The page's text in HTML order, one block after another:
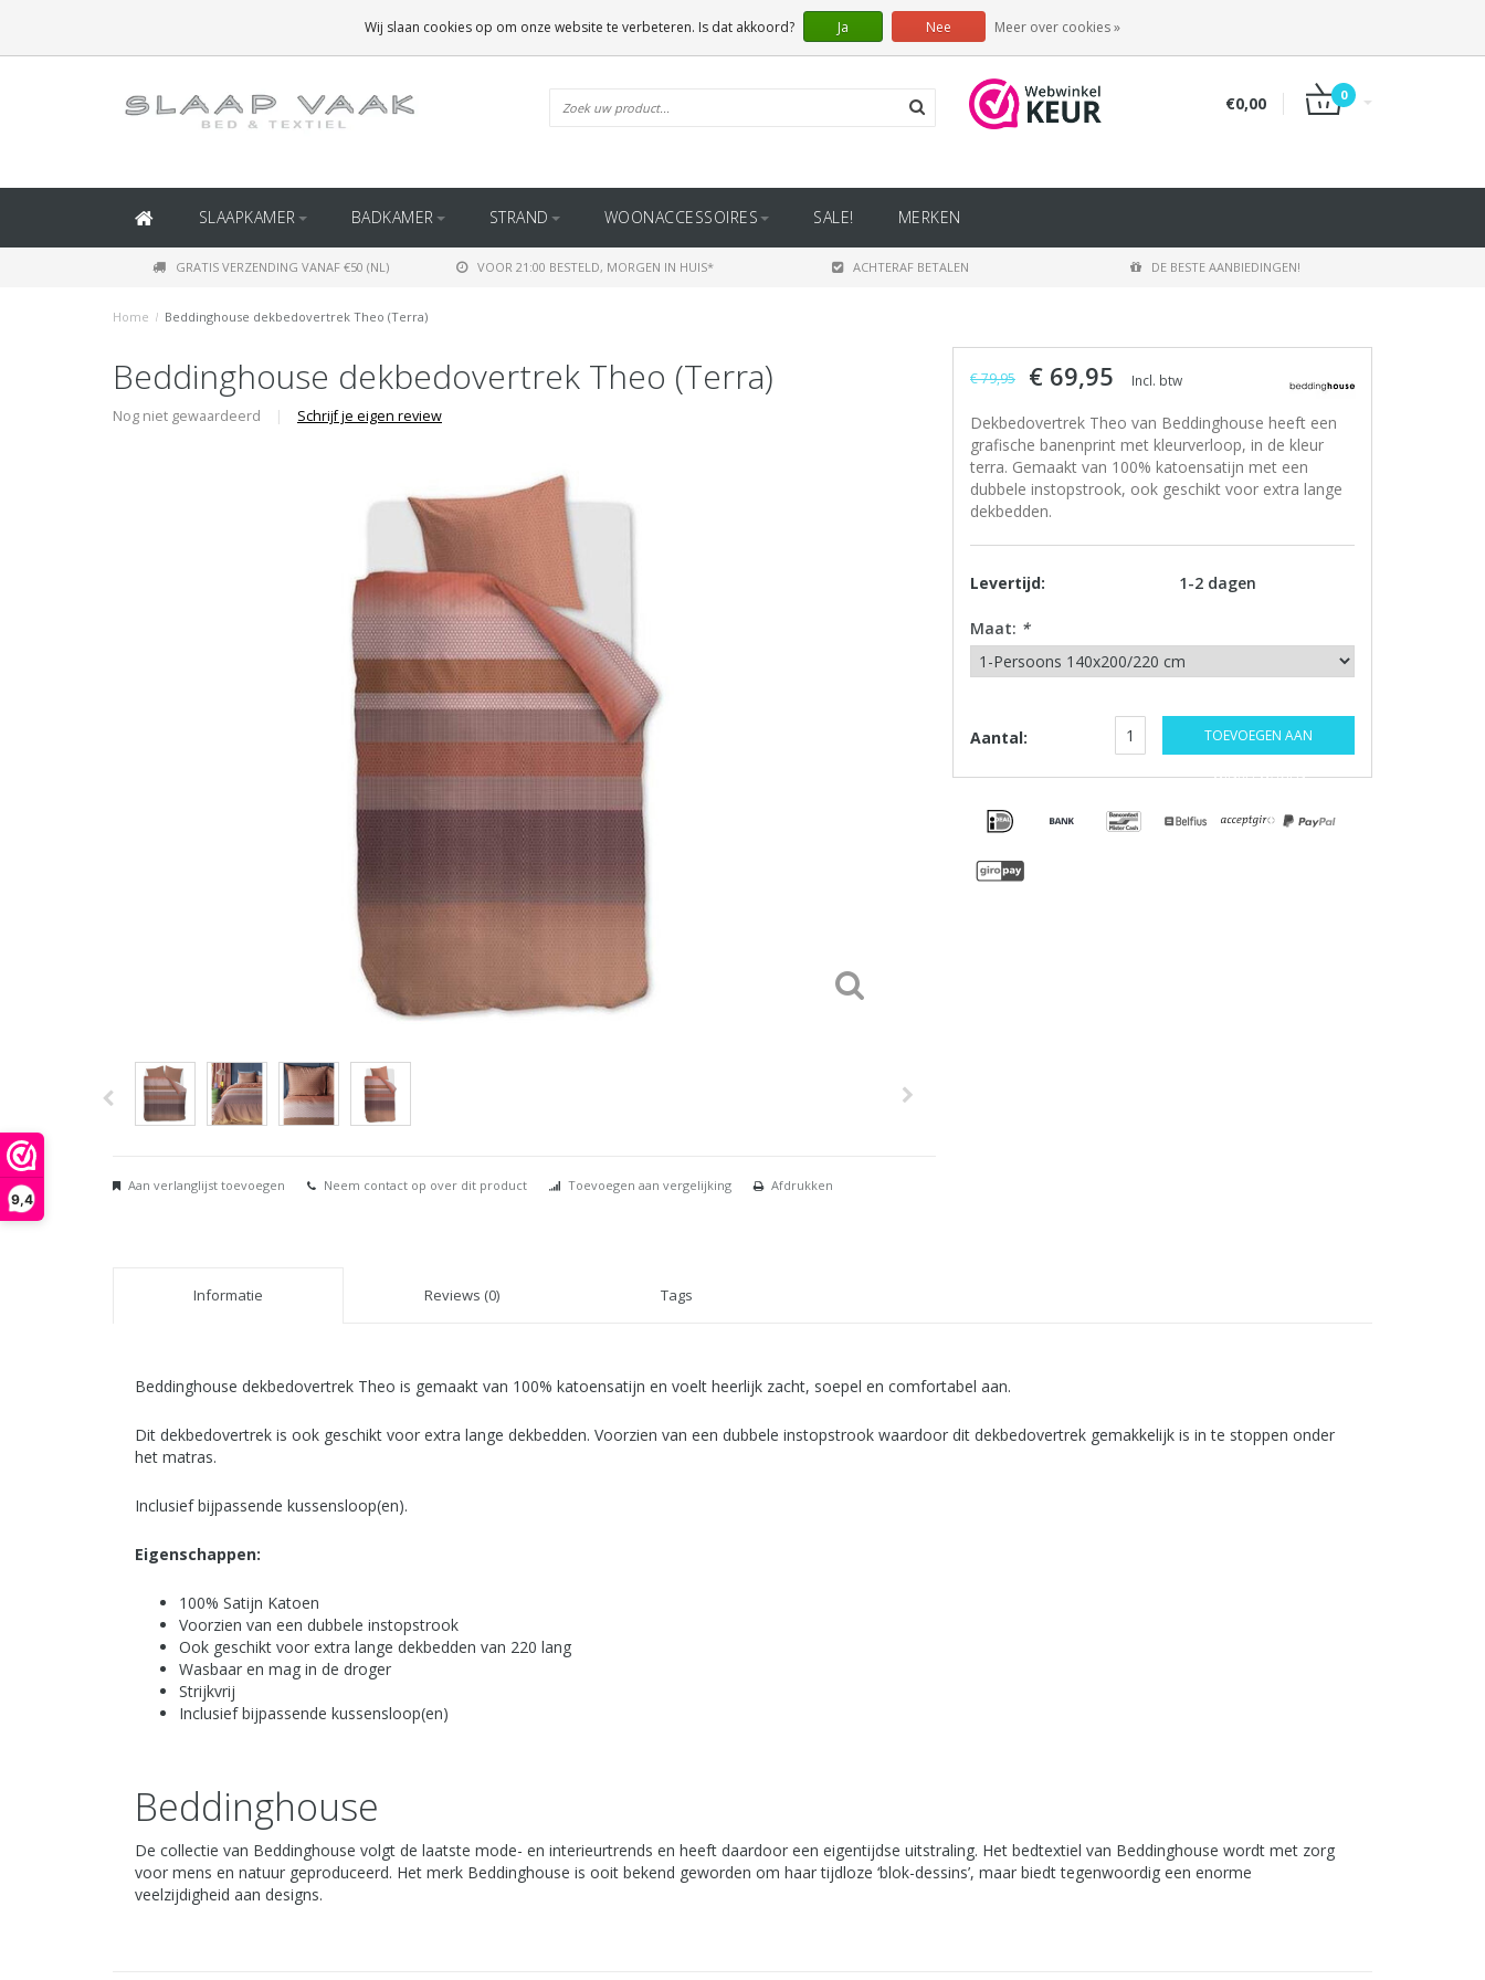
9,4
(BINNEN BELGIË)
€0,00 0
SLAAPKAMER BADKAMER STRAND WOONACCESSOIRES SALE! MERKEN
GRATIS VERZENDING VANAF €50 (NL) VOOR 21:00 BESTELD, MORGEN IN HUIS* ACHTERAF BETALEN DE BESTE AANBIEDINGEN!
Home / Beddinghouse dekbedovertrek Theo (Terra)
Beddinghouse dekbedovertrek Theo (Terra)
Nog niet gewaardeerd | Schrijf je eigen review
Aan verlanglijst toevoegen Neem contact op over dit product Toevoegen aan vergelijking Afdrukken
€ 79,95 € 69,95 Incl. btw
Dekbedovertrek Theo van Beddinghouse heeft een
grafische banenprint met kleurverloop, in de kleur
terra. Gemaakt van 100% katoensatijn met een
dubbele instopstrook, ook geschikt voor extra lange
dekbedden.
Levertijd: 1-2 dagen
Maat: *
Aantal: TOEVOEGEN AAN
WINKELWAGEN
Informatie Reviews (0) Tags
Beddinghouse dekbedovertrek Theo is gemaakt van 100% katoensatijn en voelt heerlijk zacht, soepel en comfortabel aan.
Dit dekbedovertrek is ook geschikt voor extra lange dekbedden. Voorzien van een dubbele instopstrook waardoor dit dekbedovertrek gemakkelijk is in te stoppen onder
het matras.
Inclusief bijpassende kussensloop(en).
Eigenschappen:
100% Satijn Katoen
Voorzien van een dubbele instopstrook
Ook geschikt voor extra lange dekbedden van 220 lang
Wasbaar en mag in de droger
Strijkvrij
Inclusief bijpassende kussensloop(en)
Beddinghouse
De collectie van Beddinghouse volgt de laatste mode- en interieurtrends en heeft daardoor een eigentijdse uitstraling. Het bedtextiel van Beddinghouse wordt met zorg
voor mens en natuur geproduceerd. Het merk Beddinghouse is ooit bekend geworden om haar tijdloze ‘blok-dessins’, maar biedt tegenwoordig een enorme
veelzijdigheid aan designs.
Wij slaan cookies op om onze website te verbeteren. Is dat akkoord? Ja Nee Meer over cookies »